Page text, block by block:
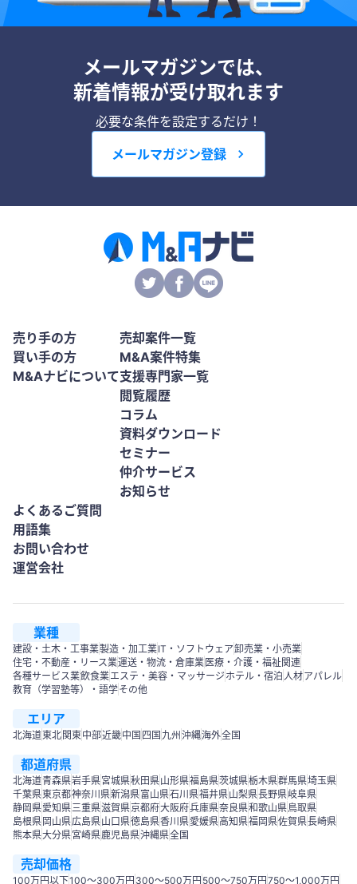
メールマガジンでは、
新着情報が受け取れます
必要な条件を設定するだけ！
メールマガジン登録
売り手の方
買い手の方
M&Aナビについて
売却案件一覧
M&A案件特集
支援専門家一覧
閲覧履歴
コラム
資料ダウンロード
セミナー
仲介サービス
お知らせ
よくあるご質問
用語集
お問い合わせ
運営会社
業種
建設・土木・工事業製造・加工業IT・ソフトウェア卸売業・小売業
住宅・不動産・リース業運送・物流・倉庫業 医療・介護・福祉関連
各種サービス業飲食業エステ・美容・マッサージ ホテル・宿泊 人材アパレル
教育（学習塾等）・語学その他
エリア
北海道東北 関東中部近畿中国 四国 九州 沖縄海外全国
都道府県
北海道青森県岩手県宮城県秋田県山形県福島県茨城県栃木県群馬県埼玉県
千葉県東京都神奈川県新潟県富山県石川県福井県山梨県長野県岐阜県
静岡県愛知県三重県滋賀県京都府大阪府兵庫県奈良県和歌山県鳥取県
島根県 岡山県広島県山口県徳島県香川県愛媛県高知県福岡県佐賀県長崎県
熊本県大分県宮崎県鹿児島県沖縄県全国
売却価格
100万円以下100〜300万円 300〜500万円 500～750万円 750〜1,000万円